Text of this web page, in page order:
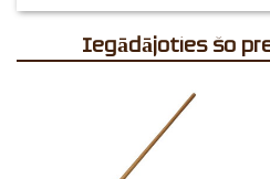
Iegādājoties šo